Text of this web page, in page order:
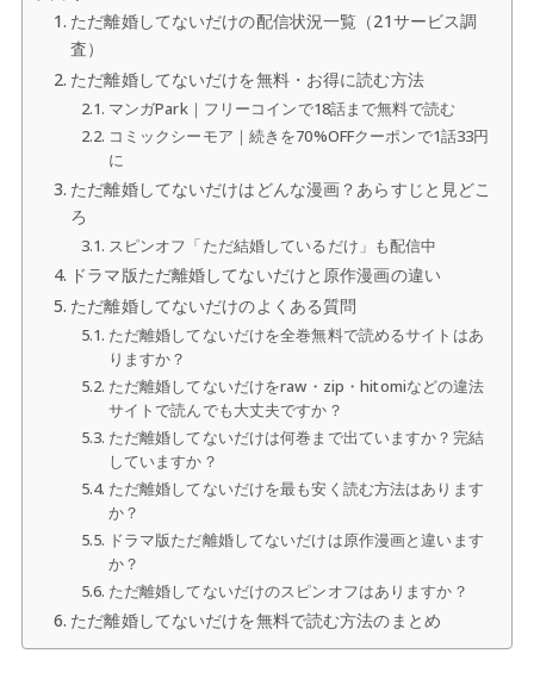
ただ離婚してないだけの配信状況一覧（21サービス調
査）
ただ離婚してないだけを無料・お得に読む方法
マンガPark｜フリーコインで18話まで無料で読む
コミックシーモア｜続きを70%OFFクーポンで1話33円
に
ただ離婚してないだけはどんな漫画？あらすじと見どこ
ろ
スピンオフ「ただ結婚しているだけ」も配信中
ドラマ版ただ離婚してないだけと原作漫画の違い
ただ離婚してないだけのよくある質問
ただ離婚してないだけを全巻無料で読めるサイトはあ
りますか？
ただ離婚してないだけをraw・zip・hitomiなどの違法
サイトで読んでも大丈夫ですか？
ただ離婚してないだけは何巻まで出ていますか？完結
していますか？
ただ離婚してないだけを最も安く読む方法はあります
か？
ドラマ版ただ離婚してないだけは原作漫画と違います
か？
ただ離婚してないだけのスピンオフはありますか？
ただ離婚してないだけを無料で読む方法のまとめ